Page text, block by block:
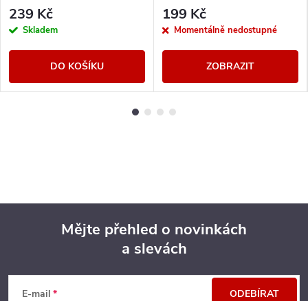
239 Kč
Skladem
DO KOŠÍKU
199 Kč
Momentálně nedostupné
ZOBRAZIT
Mějte přehled o novinkách
a slevách
E-mail ODEBÍRAT